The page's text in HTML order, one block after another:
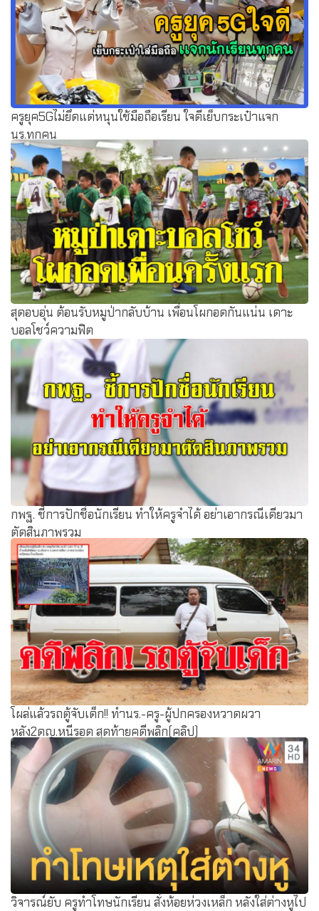
ครูยุค5Gไม่ยึดแต่หนุนใช้มือถือเรียน ใจดีเย็บกระเป๋าแจก
นร.ทุกคน
สุดอบอุ่น ต้อนรับหมูป่ากลับบ้าน เพื่อนโผกอดกันแน่น เดาะ
บอลโชว์ความฟิต
กพฐ. ชี้การปักชื่อนักเรียน ทำให้ครูจำได้ อย่าเอากรณีเดียวมา
ตัดสินภาพรวม
โผล่แล้วรถตู้จับเด็ก!! ทำนร.-ครู-ผู้ปกครองหวาดผวา
หลัง2ดญ.หนีรอด สุดท้ายคดีพลิก(คลิป)
วิจารณ์ยับ ครูทำโทษนักเรียน สั่งห้อยห่วงเหล็ก หลังใส่ต่างหูไป